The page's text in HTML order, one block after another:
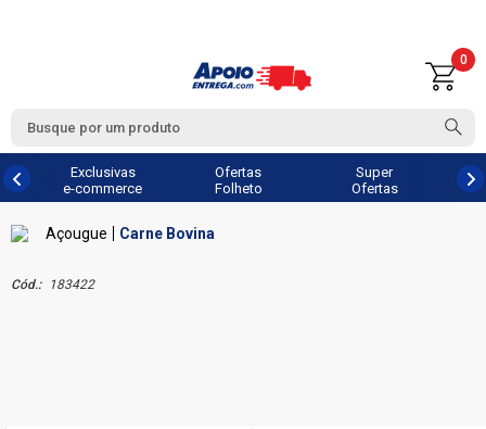
0
Exclusivas
e-commerce
Ofertas
Folheto
Super
Ofertas
Açougue Carne Bovina
Cód.: 183422